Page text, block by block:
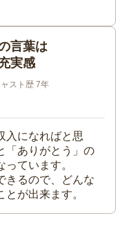
言葉は
実感
スト歴 7年
入になればと思
「ありがとう」の
ています。
きるので、どんな
が出来ます。